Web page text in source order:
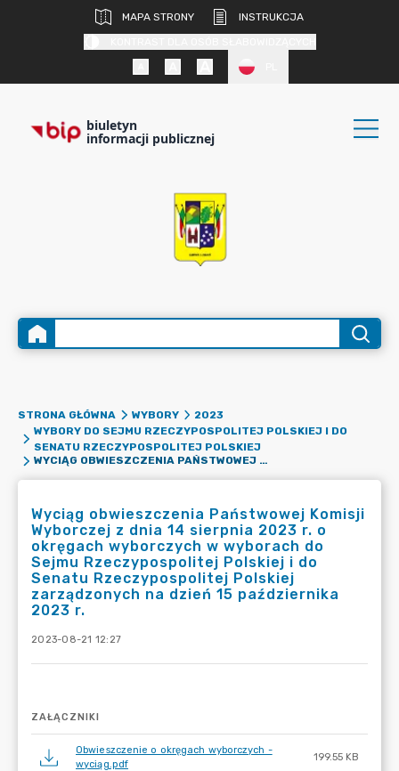
MAPA STRONY
INSTRUKCJA
biuletyn
informacji publicznej
STRONA GŁÓWNA WYBORY
2023
WYBORY DO SEJMU RZECZYPOSPOLITEJ POLSKIEJ I DO
SENATU RZECZYPOSPOLITEJ POLSKIEJ
WYCIĄG OBWIESZCZENIA PAŃSTWOWEJ KOMISJI WYBORCZEJ Z DNIA 14 SIERPNIA 2023 R. O OKRĘGACH WYBORCZYCH W WYBORACH DO SEJMU RZECZYPOSPOLITEJ POLSKIEJ I DO SENATU RZECZYPOSPOLITEJ POLSKIEJ ZARZĄDZONYCH NA DZIEŃ 15 PAŹDZIERNIKA 2023 R.
Wyciąg obwieszczenia Państwowej Komisji
Wyborczej z dnia 14 sierpnia 2023 r. o
okręgach wyborczych w wyborach do
Sejmu Rzeczypospolitej Polskiej i do
Senatu Rzeczypospolitej Polskiej
zarządzonych na dzień 15 października
2023 r.
2023-08-21 12:27
ZAŁĄCZNIKI
Obwieszczenie o okręgach wyborczych -
wyciąg.pdf
199.55 KB